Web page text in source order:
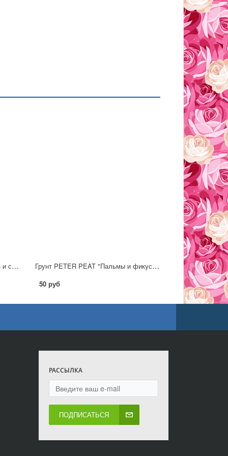
Грунт PETER PEAT "Для кактусов и суккулентов", 2.5л Грунт PETER PEAT "Пальмы и фикусы", 2.5л
50 руб
РАССЫЛКА
ПОДПИСАТЬСЯ